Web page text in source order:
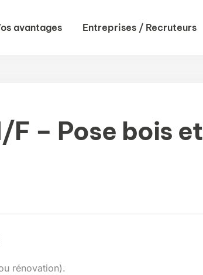
avantages Entreprises / Recruteurs
F – Pose bois et
rénovation).